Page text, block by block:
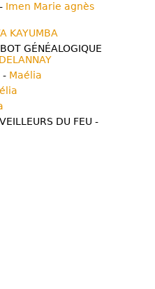
Imen Marie agnès
KAYUMBA
GÉNÉALOGIQUE
- Maélia
DU FEU -